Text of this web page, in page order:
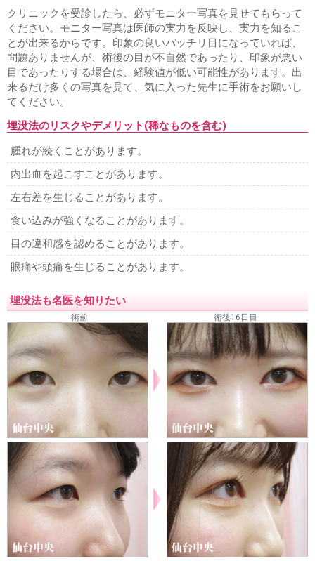
クリニックを受診したら、必ずモニター写真を見せてもらって
ください。モニター写真は医師の実力を反映し、実力を知るこ
とが出来るからです。印象の良いパッチリ目になっていれば、
問題ありませんが、術後の目が不自然であったり、印象が悪い
目であったりする場合は、経験値が低い可能性があります。出
来るだけ多くの写真を見て、気に入った先生に手術をお願いし
てください。
埋没法のリスクやデメリット(稀なものを含む)
腫れが続くことがあります。
内出血を起こすことがあります。
左右差を生じることがあります。
食い込みが強くなることがあります。
目の違和感を認めることがあります。
眼痛や頭痛を生じることがあります。
埋没法も名医を知りたい
術前 術後16日目